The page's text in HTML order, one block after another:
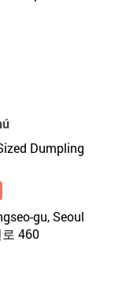
Dumpling
gu, Seoul
460